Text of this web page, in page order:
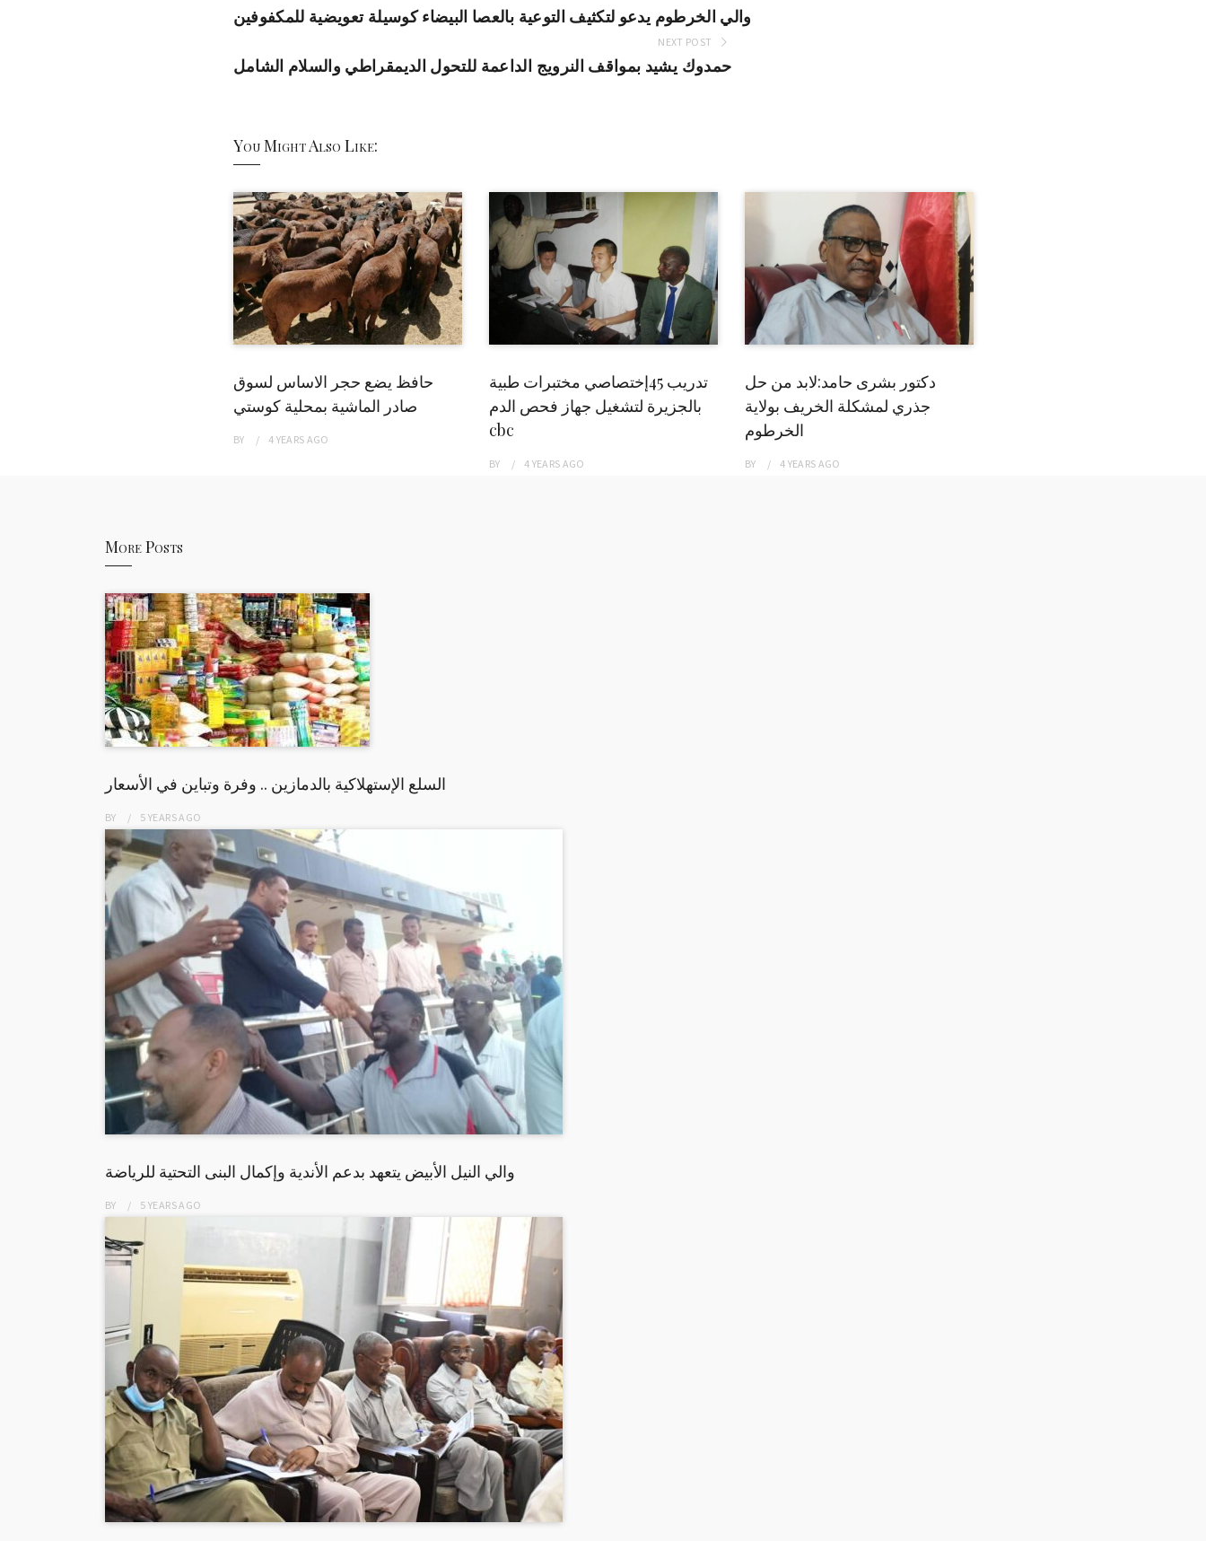
والي الخرطوم يدعو لتكثيف التوعية بالعصا البيضاء كوسيلة تعويضية للمكفوفين
NEXT POST
حمدوك يشيد بمواقف النرويج الداعمة للتحول الديمقراطي والسلام الشامل
You Might Also Like:
حافظ يضع حجر الاساس لسوق
صادر الماشية بمحلية كوستي
BY 4 YEARS AGO
تدريب 45إختصاصي مختبرات طبية
بالجزيرة لتشغيل جهاز فحص الدم
cbc
BY 4 YEARS AGO
دكتور بشرى حامد:لابد من حل
جذري لمشكلة الخريف بولاية
الخرطوم
BY 4 YEARS AGO
More Posts
السلع الإستهلاكية بالدمازين .. وفرة وتباين في الأسعار
BY 5 YEARSAGO
والي النيل الأبيض يتعهد بدعم الأندية وإكمال البنى التحتية للرياضة
BY 5 YEARSAGO